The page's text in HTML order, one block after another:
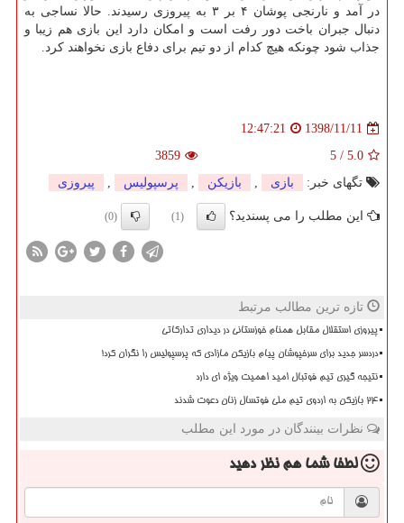
در آمد و نارنجی پوشان ۴ بر ۳ به پیروزی رسیدند. حالا نساجی به
دنبال جبران باخت دور رفت است و امكان دارد این بازی هم زیبا و
جذاب شود چونكه هیچ كدام از دو تیم برای دفاع بازی نخواهند كرد.
1398/11/11
12:47:21
5.0
/
5
3859
تگهای خبر:
بازی , بازیكن , پرسپولیس , پیروزی
این مطلب را می پسندید؟ (1)
(0)
تازه ترین مطالب مرتبط
پیروزی استقلال مقابل همنام خوزستانی در دیداری تدارکاتی
دردسر جدید برای سرخپوشان پیام بازیکن مازادی که پرسپولیس را نگران کرد!
نتیجه گیری تیم فوتبال امید اهمیت ویژه ای دارد
۲۴ بازیکن به اردوی تیم ملی فوتسال زنان دعوت شدند
نظرات بینندگان در مورد این مطلب
لطفا شما همنظر دهید